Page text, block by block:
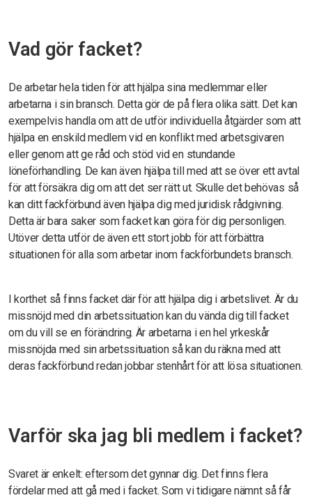
Vad gör facket?
De arbetar hela tiden för att hjälpa sina medlemmar eller
arbetarna i sin bransch. Detta gör de på flera olika sätt. Det kan
exempelvis handla om att de utför individuella åtgärder som att
hjälpa en enskild medlem vid en konflikt med arbetsgivaren
eller genom att ge råd och stöd vid en stundande
löneförhandling. De kan även hjälpa till med att se över ett avtal
för att försäkra dig om att det ser rätt ut. Skulle det behövas så
kan ditt fackförbund även hjälpa dig med juridisk rådgivning.
Detta är bara saker som facket kan göra för dig personligen.
Utöver detta utför de även ett stort jobb för att förbättra
situationen för alla som arbetar inom fackförbundets bransch.
I korthet så finns facket där för att hjälpa dig i arbetslivet. Är du
missnöjd med din arbetssituation kan du vända dig till facket
om du vill se en förändring. Är arbetarna i en hel yrkeskår
missnöjda med sin arbetssituation så kan du räkna med att
deras fackförbund redan jobbar stenhårt för att lösa situationen.
Varför ska jag bli medlem i facket?
Svaret är enkelt: eftersom det gynnar dig. Det finns flera
fördelar med att gå med i facket. Som vi tidigare nämnt så får